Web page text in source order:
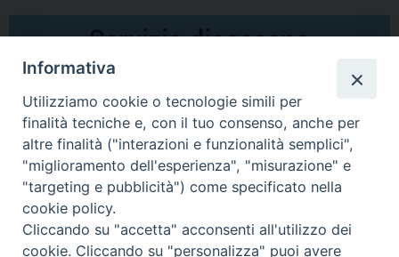
Comunicati Stampa
Il cordoglio dei Vescovi di Puglia per la morte di S.E.R. Mons. Agostino
Superbo
Nasce la Consulta Diocesana delle Aggregazioni Laicali di Castellaneta
Informativa
Utilizziamo cookie o tecnologie simili per
finalità tecniche e, con il tuo consenso, anche per
altre finalità ("interazioni e funzionalità semplici",
"miglioramento dell'esperienza", "misurazione" e
"targeting e pubblicità") come specificato nella
cookie policy.
Cliccando su "accetta" acconsenti all'utilizzo dei
cookie. Cliccando su "personalizza" puoi avere